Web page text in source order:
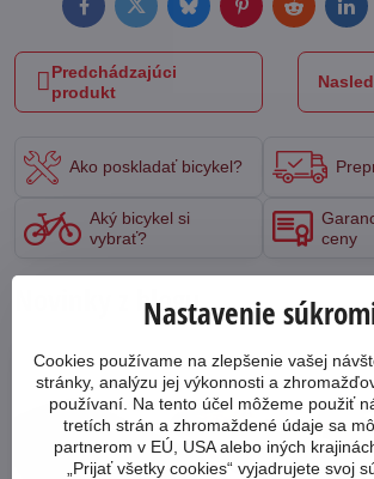
Novinky z blogu
64431
FacebookTwitterBlueskyPinterestReddit
Predchádzajúci
produkt
Ako poskladať bicykel?
Aký bicykel si
vybrať?
ceny
Nastavenie
Cookies používame na zlepšenie vašej
stránky, analýzu jej výkonnosti a
používaní. Na tento účel môžeme použiť
tretích strán a zhromaždené údaje sa
partnerom v EÚ, USA alebo iných
„Prijať všetky cookies“ vyjadrujete svoj